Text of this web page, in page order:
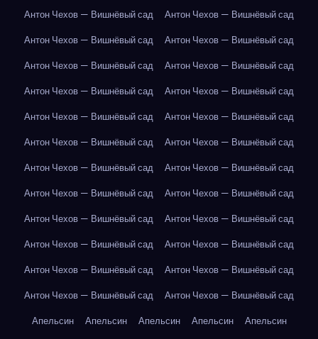
Антон Чехов — Вишнёвый сад
Антон Чехов — Вишнёвый сад
Антон Чехов — Вишнёвый сад
Антон Чехов — Вишнёвый сад
Антон Чехов — Вишнёвый сад
Антон Чехов — Вишнёвый сад
Антон Чехов — Вишнёвый сад
Антон Чехов — Вишнёвый сад
Антон Чехов — Вишнёвый сад
Антон Чехов — Вишнёвый сад
Антон Чехов — Вишнёвый сад
Антон Чехов — Вишнёвый сад
Антон Чехов — Вишнёвый сад
Антон Чехов — Вишнёвый сад
Антон Чехов — Вишнёвый сад
Антон Чехов — Вишнёвый сад
Антон Чехов — Вишнёвый сад
Антон Чехов — Вишнёвый сад
Антон Чехов — Вишнёвый сад
Антон Чехов — Вишнёвый сад
Антон Чехов — Вишнёвый сад
Антон Чехов — Вишнёвый сад
Антон Чехов — Вишнёвый сад
Антон Чехов — Вишнёвый сад
Апельсин
Апельсин Апельсин Апельсин
Апельсин